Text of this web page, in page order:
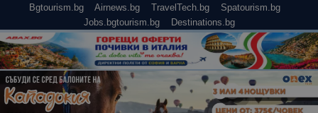
Bgtourism.bg Airnews.bg TravelTech.bg
Spatourism.bg
Jobs.bgtourism.bg
Destinations.bg